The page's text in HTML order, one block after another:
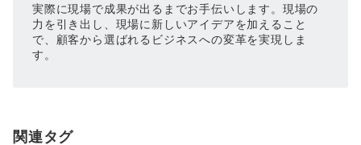
実際に現場で成果が出るまでお手伝いします。現場の
力を引き出し、現場に新しいアイデアを加えること
で、顧客から選ばれるビジネスへの変革を実現しま
す。
関連タグ